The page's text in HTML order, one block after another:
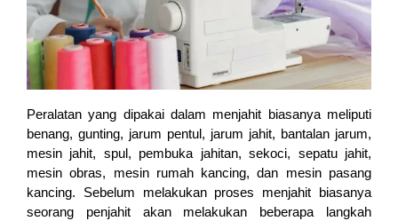
Peralatan yang dipakai dalam menjahit biasanya meliputi
benang, gunting, jarum pentul, jarum jahit, bantalan jarum,
mesin jahit, spul, pembuka jahitan, sekoci, sepatu jahit,
mesin obras, mesin rumah kancing, dan mesin pasang
kancing. Sebelum melakukan proses menjahit biasanya
seorang penjahit akan melakukan beberapa langkah